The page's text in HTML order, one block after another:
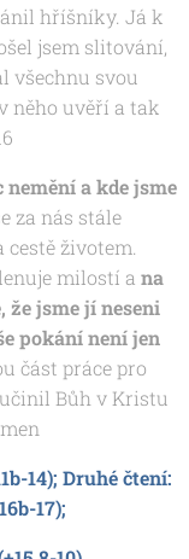
hříšníky. Já k
jsem slitování,
všechnu svou
něho uvěří a tak
nemění a kde jsme
za nás stále
cestě životem.
milostí a na
že jsme jí neseni
pokání není jen
část práce pro
Bůh v Kristu
14); Druhé čtení:
17);